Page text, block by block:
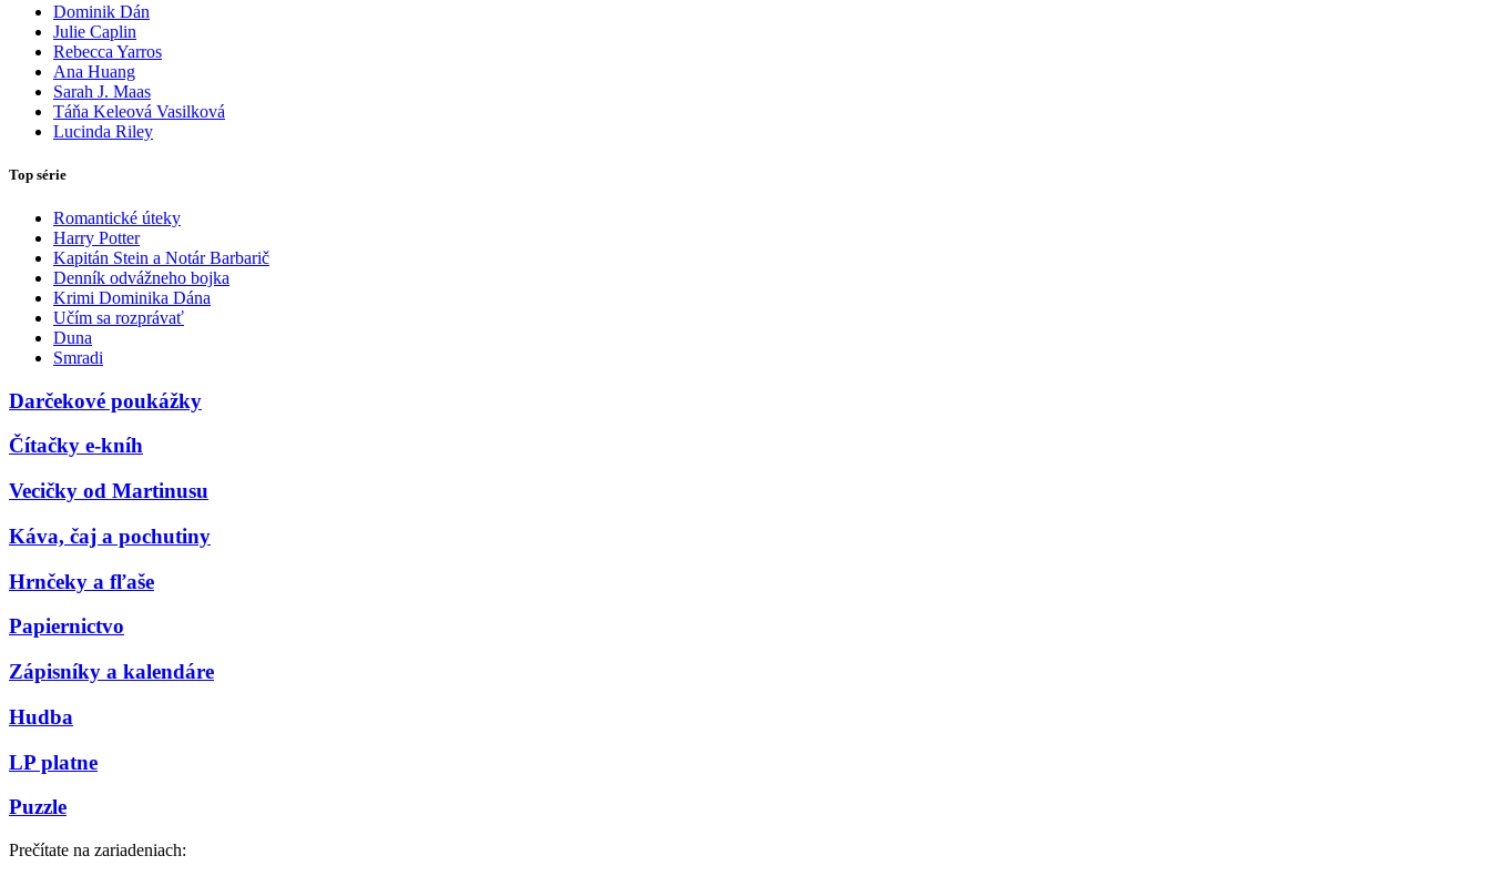
Dominik Dán
Julie Caplin
Rebecca Yarros
Ana Huang
Sarah J. Maas
Táňa Keleová Vasilková
Lucinda Riley
Top série
Romantické úteky
Harry Potter
Kapitán Stein a Notár Barbarič
Denník odvážneho bojka
Krimi Dominika Dána
Učím sa rozprávať
Duna
Smradi
Darčekové poukážky
Čítačky e-kníh
Vecičky od Martinusu
Káva, čaj a pochutiny
Hrnčeky a fľaše
Papiernictvo
Zápisníky a kalendáre
Hudba
LP platne
Puzzle
Prečítate na zariadeniach: